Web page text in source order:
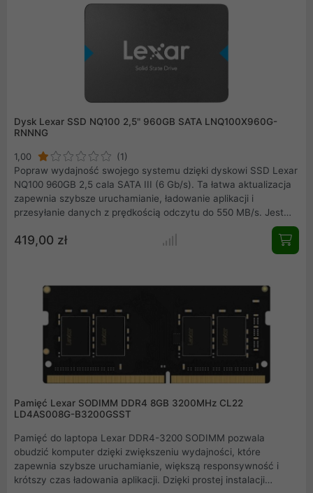
Dysk Lexar SSD NQ100 2,5" 960GB SATA LNQ100X960G-
RNNNG
1,00
(1)
Popraw wydajność swojego systemu dzięki dyskowi SSD Lexar
NQ100 960GB 2,5 cala SATA III (6 Gb/s). Ta łatwa aktualizacja
zapewnia szybsze uruchamianie, ładowanie aplikacji i
przesyłanie danych z prędkością odczytu do 550 MB/s. Jest
także chłodniejszy, cichszy i bardziej energooszczędny niż
tradycyjny dysk twardy.
419,00 zł
Pamięć Lexar SODIMM DDR4 8GB 3200MHz CL22
LD4AS008G-B3200GSST
Pamięć do laptopa Lexar DDR4-3200 SODIMM pozwala
obudzić komputer dzięki zwiększeniu wydajności, które
zapewnia szybsze uruchamianie, większą responsywność i
krótszy czas ładowania aplikacji. Dzięki prostej instalacji